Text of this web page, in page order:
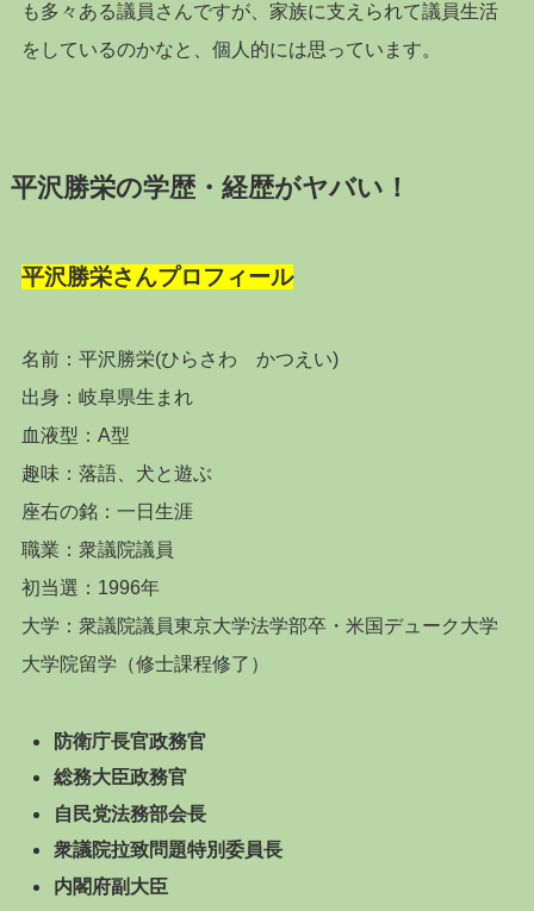
も多々ある議員さんですが、家族に支えられて議員生活
をしているのかなと、個人的には思っています。
平沢勝栄の学歴・経歴がヤバい！
平沢勝栄さんプロフィール
名前：平沢勝栄(ひらさわ かつえい)
出身：岐阜県生まれ
血液型：A型
趣味：落語、犬と遊ぶ
座右の銘：一日生涯
職業：衆議院議員
初当選：1996年
大学：衆議院議員東京大学法学部卒・米国デューク大学
大学院留学（修士課程修了）
防衛庁長官政務官
総務大臣政務官
自民党法務部会長
衆議院拉致問題特別委員長
内閣府副大臣